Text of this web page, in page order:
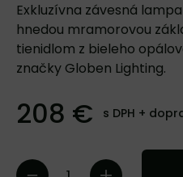
Exkluzívna závesná
hnedou mramorovou
tienidlom z bieleho
značky Globen Lighting.
208 € s DPH +